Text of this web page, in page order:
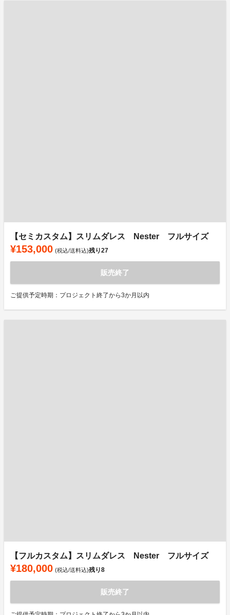
【セミカスタム】スリムダレス Nester フルサイズ
¥153,000 (税込/送料込)残り27
販売終了
ご提供予定時期：プロジェクト終了から3か月以内
【フルカスタム】スリムダレス Nester フルサイズ
¥180,000 (税込/送料込)残り8
販売終了